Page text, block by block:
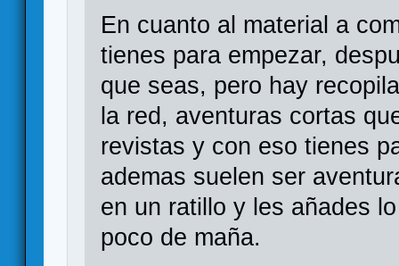
En cuanto al material a
tienes para empezar,
que seas, pero hay
la red, aventuras cortas
revistas y con eso tienes
ademas suelen ser
en un ratillo y les añades
poco de maña.